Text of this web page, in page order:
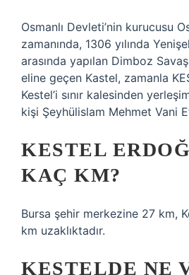
Osmanlı Devleti’nin kurucusu
zamanında, 1306 yılında
arasında yapılan Dimboz
eline geçen Kastel, zamanla
Kestel’i sınır kalesinden
kişi Şeyhülislam Mehmet Vani
KESTEL
KAÇ KM?
Bursa şehir merkezine 27 km,
km uzaklıktadır.
KESTELDE NE